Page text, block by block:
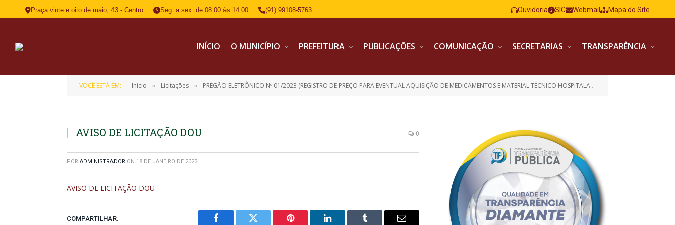
Praça vinte e oito de maio, 43 - Centro Seg. a sex. de 08:00 às 14:00 (91) 99108-5763 Ouvidoria SIC Webmail Mapa do Site
INÍCIO O MUNICÍPIO PREFEITURA PUBLICAÇÕES COMUNICAÇÃO SECRETARIAS TRANSPARÊNCIA
VOCÊ ESTÁ EM: Inicio » Licitações » PREGÃO ELETRÔNICO Nº 01/2023 (REGISTRO DE PREÇO PARA EVENTUAL AQUISIÇÃO DE MEDICAMENTOS E MATERIAL TÉCNICO HOSPITALAR)
AVISO DE LICITAÇÃO DOU 0
POR ADMINISTRADOR ON 18 DE JANEIRO DE 2023
AVISO DE LICITAÇÃO DOU
COMPARTILHAR.